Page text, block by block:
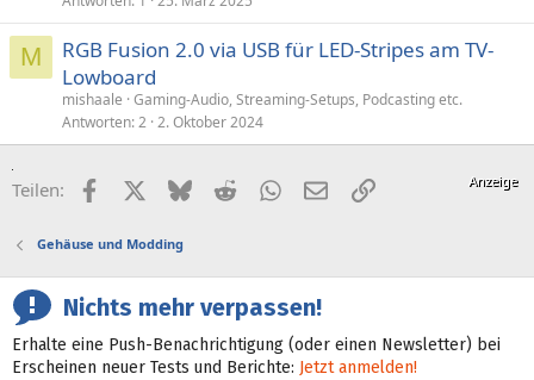
M
RGB Fusion 2.0 via USB für LED-Stripes am TV-
Lowboard
mishaale Gaming-Audio, Streaming-Setups, Podcasting etc.
Antworten 2 2. Oktober 2024
Teilen: FacebookX (Twitter)
BlueskyRedditWhatsApp
E-MailLink
Gehäuse und Modding
Nichts mehr verpassen!
Erhalte eine Push-Benachrichtigung (oder einen Newsletter) bei
Erscheinen neuer Tests und Berichte: Jetzt anmelden!